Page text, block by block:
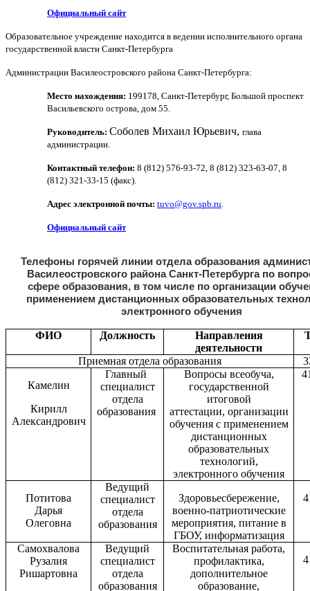
Официальный сайт
Образовательное учреждение находится в ведении исполнительного органа
государственной власти Санкт-Петербурга
Администрации Василеостровского района Санкт-Петербурга:
Место нахождения: 199178, Санкт-Петербург, Большой проспект
Васильевского острова, дом 55.
Руководитель: Соболев Михаил Юрьевич, глава
администрации.
Контактный телефон: 8 (812) 576-93-72, 8 (812) 323-63-07, 8
(812) 321-33-15 (факс).
Адрес электронной почты: tuvo@gov.spb.ru
Официальный сайт
Телефоны горячей линии отдела образования
Василеостровского района Санкт-Петербурга по
сфере образования, в том числе по организации
применением дистанционных образовательных
электронного обучения
ФИО Должность
Направления
деятельности
Приемная отдела образования
Камелин
Кирилл
Александрович
Главный
специалист
отдела
образования
Вопросы всеобуча,
государственной
итоговой
аттестации, организации
обучения с применением
дистанционных
образовательных
технологий,
электронного обучения
Потитова
Дарья
Олеговна
Ведущий
специалист
отдела
образования
Здоровьесбережение,
военно-патриотические
мероприятия, питание в
ГБОУ, информатизация
Самохвалова
Рузалия
Ришартовна
Ведущий
специалист
отдела
образования
Воспитательная работа,
профилактика,
дополнительное
образование,